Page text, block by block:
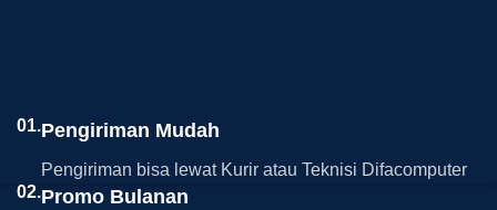
01.Pengiriman Mudah
Pengiriman bisa lewat Kurir atau Teknisi Difacomputer
02.Promo Bulanan